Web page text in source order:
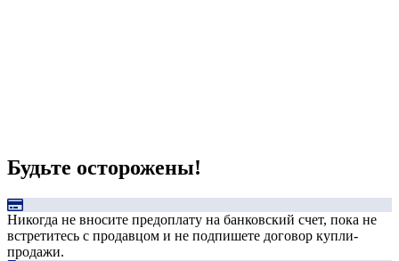
Будьте осторожены!
Никогда не вносите предоплату на банковский счет, пока не
встретитесь с продавцом и не подпишете договор купли-
продажи.